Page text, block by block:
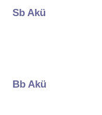
Sb Akü
Bb Akü